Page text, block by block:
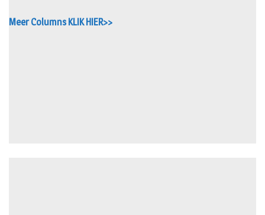
Meer Columns KLIK HIER>>